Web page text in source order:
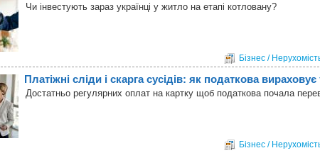
Чи інвестують зараз українці у житло на етапі котловану?
Бізнес /
Платіжні сліди і скарга сусідів: як податкова
Достатньо регулярних оплат на картку щоб податкова почала
Бізнес /